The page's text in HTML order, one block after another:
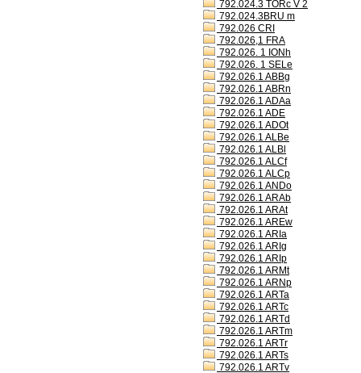
792.024.3 TORc V 2
792.024.3BRU m
792.026 CRI
792.026,1 FRA
792.026. 1 IONh
792.026. 1 SELe
792.026.1 ABBg
792.026.1 ABRn
792.026.1 ADAa
792.026.1 ADE
792.026.1 ADOt
792.026.1 ALBe
792.026.1 ALBl
792.026.1 ALCf
792.026.1 ALCp
792.026.1 ANDo
792.026.1 ARAb
792.026.1 ARAt
792.026.1 AREw
792.026.1 ARIa
792.026.1 ARIg
792.026.1 ARIp
792.026.1 ARMt
792.026.1 ARNp
792.026.1 ARTa
792.026.1 ARTc
792.026.1 ARTd
792.026.1 ARTm
792.026.1 ARTr
792.026.1 ARTs
792.026.1 ARTv